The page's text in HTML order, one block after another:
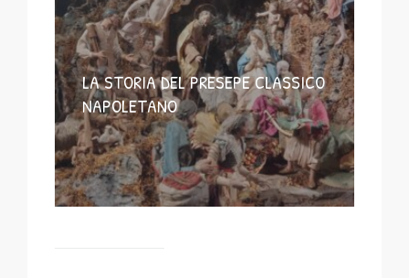
LA STORIA DEL PRESEPE CLASSICO
NAPOLETANO